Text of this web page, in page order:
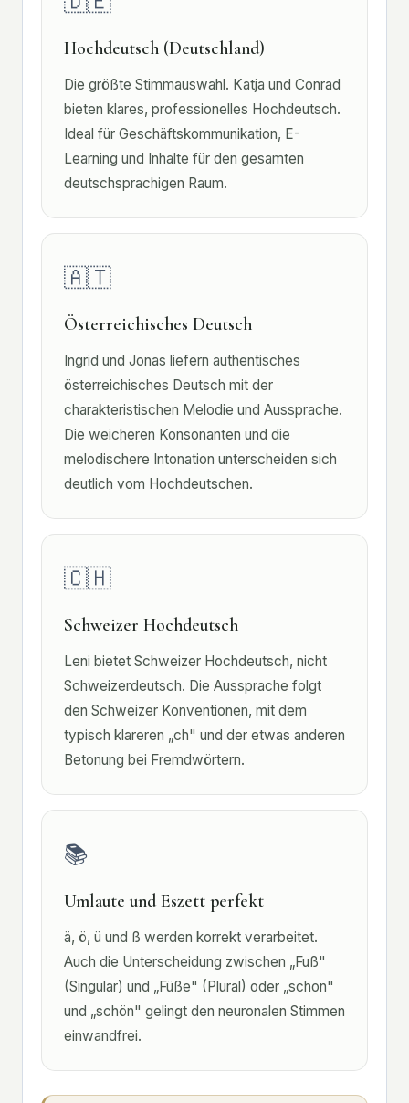
Hochdeutsch (Deutschland)
Die größte Stimmauswahl. Katja und Conrad
bieten klares, professionelles Hochdeutsch.
Ideal für Geschäftskommunikation, E-
Learning und Inhalte für den gesamten
deutschsprachigen Raum.
🇦🇹
Österreichisches Deutsch
Ingrid und Jonas liefern authentisches
österreichisches Deutsch mit der
charakteristischen Melodie und Aussprache.
Die weicheren Konsonanten und die
melodischere Intonation unterscheiden sich
deutlich vom Hochdeutschen.
🇨🇭
Schweizer Hochdeutsch
Leni bietet Schweizer Hochdeutsch, nicht
Schweizerdeutsch. Die Aussprache folgt
den Schweizer Konventionen, mit dem
typisch klareren „ch" und der etwas anderen
Betonung bei Fremdwörtern.
📚
Umlaute und Eszett perfekt
ä, ö, ü und ß werden korrekt verarbeitet.
Auch die Unterscheidung zwischen „Fuß"
(Singular) und „Füße" (Plural) oder „schon"
und „schön" gelingt den neuronalen Stimmen
einwandfrei.